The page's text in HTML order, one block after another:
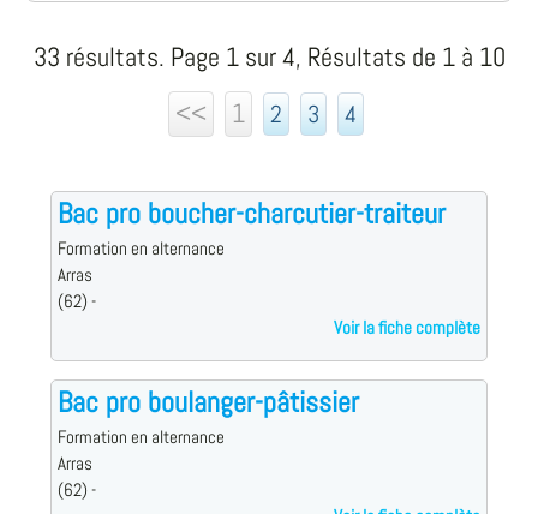
33 résultats. Page 1 sur 4, Résultats de 1 à 10
<<
1 2 3 4
Bac pro boucher-charcutier-traiteur
Formation en alternance
Arras
(62) -
Voir la fiche complète
Bac pro boulanger-pâtissier
Formation en alternance
Arras
(62) -